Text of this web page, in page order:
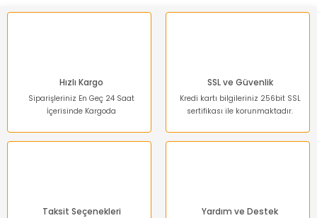
Hızlı Kargo
Siparişleriniz En Geç 24 Saat
İçerisinde Kargoda
SSL ve Güvenlik
Kredi kartı bilgileriniz 256bit SSL
sertifikası ile korunmaktadır.
Taksit Seçenekleri Yardım ve Destek